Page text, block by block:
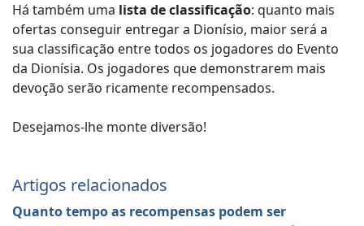
Há também uma lista de classificação: quanto mais
ofertas conseguir entregar a Dionísio, maior será a
sua classificação entre todos os jogadores do Evento
da Dionísia. Os jogadores que demonstrarem mais
devoção serão ricamente recompensados.
Desejamos-lhe monte diversão!
Artigos relacionados
Quanto tempo as recompensas podem ser